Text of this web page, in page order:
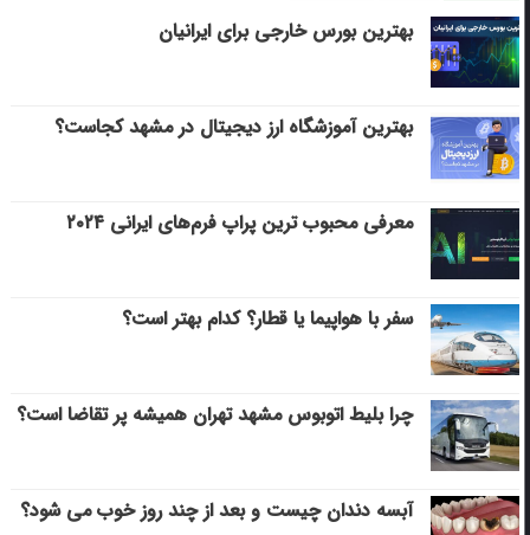
بهترین بورس خارجی برای ایرانیان
بهترین آموزشگاه ارز دیجیتال در مشهد کجاست؟
معرفی محبوب ترین پراپ فرم‌های ایرانی ۲۰۲۴
سفر با هواپیما یا قطار؟ کدام بهتر است؟
چرا بلیط اتوبوس مشهد تهران همیشه پر تقاضا است؟
آبسه دندان چیست و بعد از چند روز خوب می‌ شود؟